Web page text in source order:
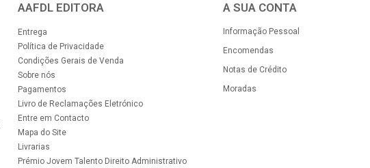
AAFDL EDITORA
Entrega
Política de Privacidade
Condições Gerais de Venda
Sobre nós
Pagamentos
Livro de Reclamações Eletrónico
Entre em Contacto
Mapa do Site
Livrarias
Prémio Jovem Talento Direito Administrativo
A SUA CONTA
Informação Pessoal
Encomendas
Notas de Crédito
Moradas